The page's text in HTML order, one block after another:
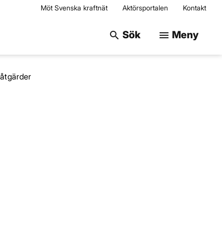
Möt Svenska kraftnät Aktörsportalen Kontakt
search Sök Sök på
menu Meny